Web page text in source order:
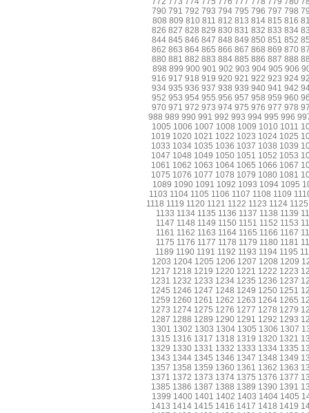
790 791 792 793 794 795 796 797 798
808 809 810 811 812 813 814 815 816
826 827 828 829 830 831 832 833 834
844 845 846 847 848 849 850 851 852
862 863 864 865 866 867 868 869 870
880 881 882 883 884 885 886 887 888
898 899 900 901 902 903 904 905 906
916 917 918 919 920 921 922 923 924
934 935 936 937 938 939 940 941 942
952 953 954 955 956 957 958 959 960
970 971 972 973 974 975 976 977 978
988 989 990 991 992 993 994 995 996
1005 1006 1007 1008 1009 1010 1011
1019 1020 1021 1022 1023 1024 1025
1033 1034 1035 1036 1037 1038 1039
1047 1048 1049 1050 1051 1052 1053
1061 1062 1063 1064 1065 1066 1067
1075 1076 1077 1078 1079 1080 1081
1089 1090 1091 1092 1093 1094 1095
1103 1104 1105 1106 1107 1108 1109
1118 1119 1120 1121 1122 1123 1124 1125
1133 1134 1135 1136 1137 1138 1139
1147 1148 1149 1150 1151 1152 1153
1161 1162 1163 1164 1165 1166 1167
1175 1176 1177 1178 1179 1180 1181
1189 1190 1191 1192 1193 1194 1195
1203 1204 1205 1206 1207 1208 1209
1217 1218 1219 1220 1221 1222 1223
1231 1232 1233 1234 1235 1236 1237
1245 1246 1247 1248 1249 1250 1251
1259 1260 1261 1262 1263 1264 1265
1273 1274 1275 1276 1277 1278 1279
1287 1288 1289 1290 1291 1292 1293
1301 1302 1303 1304 1305 1306 1307
1315 1316 1317 1318 1319 1320 1321
1329 1330 1331 1332 1333 1334 1335
1343 1344 1345 1346 1347 1348 1349
1357 1358 1359 1360 1361 1362 1363
1371 1372 1373 1374 1375 1376 1377
1385 1386 1387 1388 1389 1390 1391
1399 1400 1401 1402 1403 1404 1405
1413 1414 1415 1416 1417 1418 1419